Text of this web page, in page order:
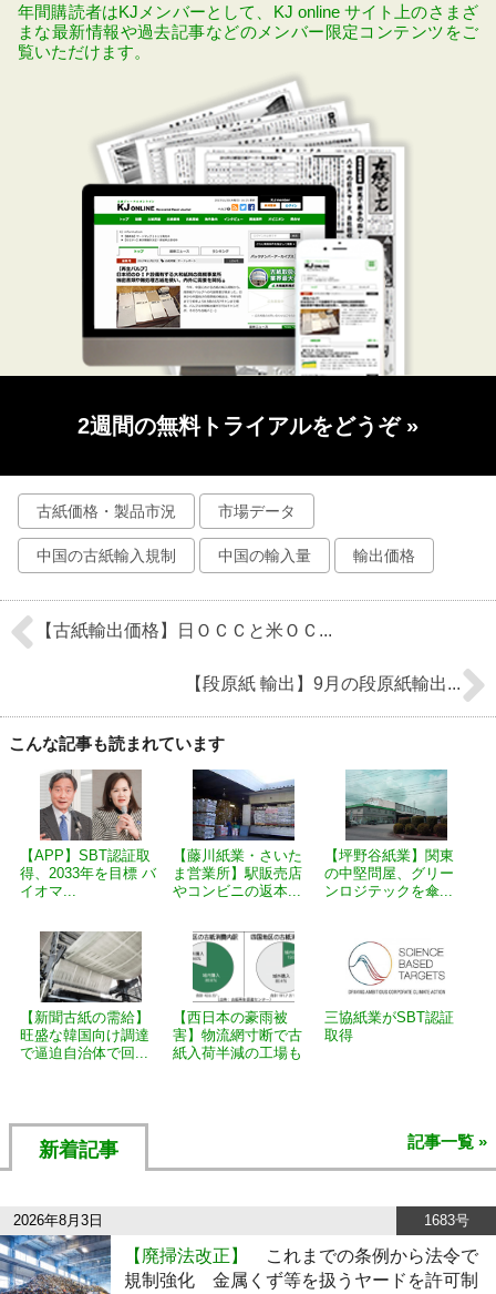
年間購読者はKJメンバーとして、KJ online サイト上のさまざ
まな最新情報や過去記事などのメンバー限定コンテンツをご
覧いただけます。
2週間の無料トライアルをどうぞ »
古紙価格・製品市況 市場データ
中国の古紙輸入規制 中国の輸入量 輸出価格
【古紙輸出価格】日ＯＣＣと米ＯＣ...
【段原紙 輸出】9月の段原紙輸出...
こんな記事も読まれています
【APP】SBT認証取
得、2033年を目標 バ
イオマ...
【藤川紙業・さいた
ま営業所】駅販売店
やコンビニの返本...
【坪野谷紙業】関東
の中堅問屋、グリー
ンロジテックを傘...
【新聞古紙の需給】
旺盛な韓国向け調達
で逼迫自治体で回...
【西日本の豪雨被
害】物流網寸断で古
紙入荷半減の工場も
三協紙業がSBT認証
取得
新着記事 記事一覧 »
2026年8月3日 1683号
【廃掃法改正】
これまでの条例から法令で
規制強化 金属くず等を扱うヤードを許可制